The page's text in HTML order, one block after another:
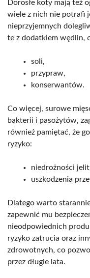
Dorosłe koty mają też
wiele z nich nie potrafi
nieprzyjemnych
te z dodatkiem wędlin,
soli,
przypraw,
konserwantów.
Co więcej, surowe
bakterii i pasożytów,
również pamiętać, że
ryzyko:
niedrożności
uszkodzenia
Dlatego warto
zapewnić mu
nieodpowiednich
ryzyko zatrucia oraz
zdrowotnych, co
przez długie lata.